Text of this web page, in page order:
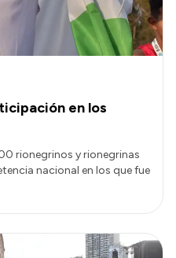
en los
rionegrinos y rionegrinas
nacional en los que fue